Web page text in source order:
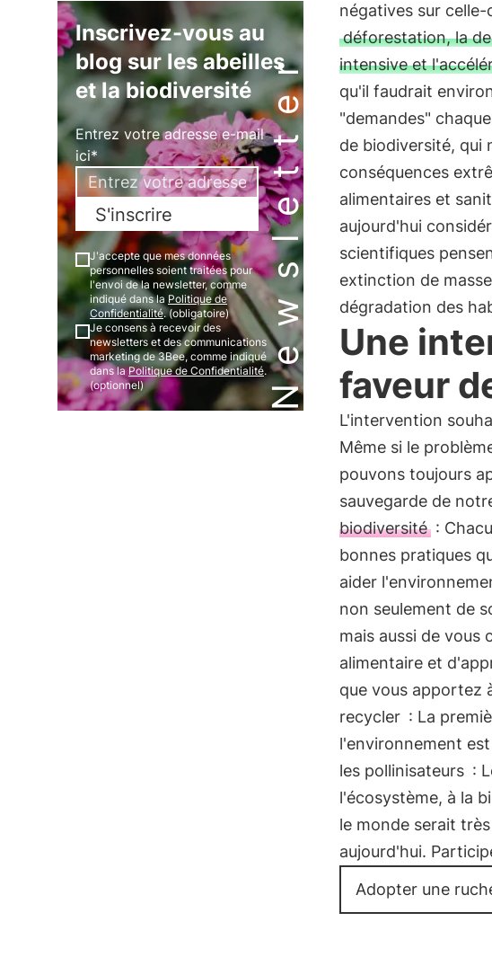
Newsletter
Inscrivez-vous au
blog sur les abeilles
et la biodiversité
Entrez votre adresse e-mail
ici*
S'inscrire
J'accepte que mes données
personnelles soient traitées pour
l'envoi de la newsletter, comme
indiqué dans la Politique de
Confidentialité. (obligatoire)
Je consens à recevoir des
newsletters et des communications
marketing de 3Bee, comme indiqué
dans laPolitique de Confidentialité.
(optionnel)
négatives sur
déforestation, la
intensive et
qu'il faudrait
"demandes"
de biodiversité, qui
conséquences
alimentaires et
aujourd'hui
scientifiques
extinction de
dégradation des
Une
faveur
L'intervention
Même si le
pouvons toujours
sauvegarde de
biodiversité:
bonnes pratiques
aider
non seulement de
mais aussi de vous
alimentaire et
que vous apportez
recycler : La
l'environnement
les pollinisateurs :
l'écosystème, à la
le monde serait
aujourd'hui.
Adopter une